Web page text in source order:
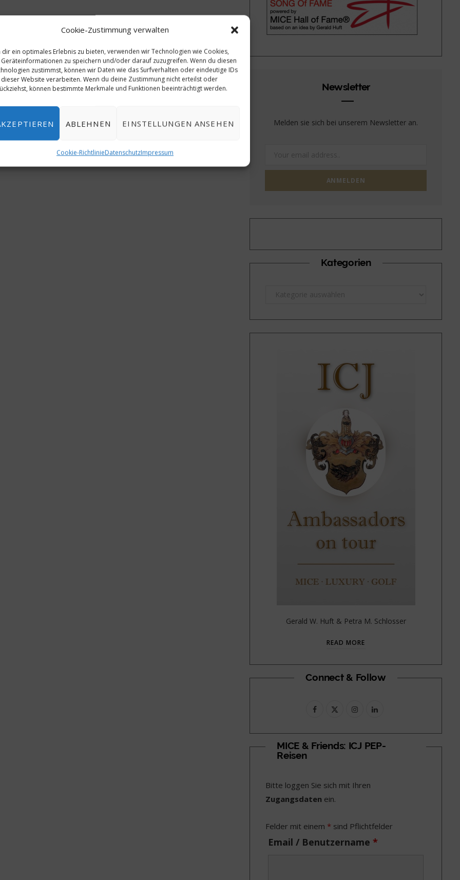
Cookie-Zustimmung verwalten
dir ein optimales Erlebnis zu bieten, verwenden wir Technologien wie Cookies,
Geräteinformationen zu speichern und/oder darauf zuzugreifen. Wenn du diesen
zustimmst, können wir Daten wie das Surfverhalten oder eindeutige IDs
dieser Website verarbeiten. Wenn du deine Zustimmung nicht erteilst oder
können bestimmte Merkmale und Funktionen beeinträchtigt werden.
ABLEHNEN EINSTELLUNGEN ANSEHEN
Cookie-RichtlinieDatenschutzImpressum
Newsletter
Melden sie sich bei unserem Newsletter an.
Kategorien
Gerald W. Huft & Petra M. Schlosser
READ MORE
Connect & Follow
F
c
o
k
T
e
r
I
s
a
m
L
n
n
MICE & Friends: ICJ PEP-
Reisen
Bitte loggen Sie sich mit Ihren
Zugangsdaten ein.
Felder mit einem * sind Pflichtfelder
Email / Benutzername*